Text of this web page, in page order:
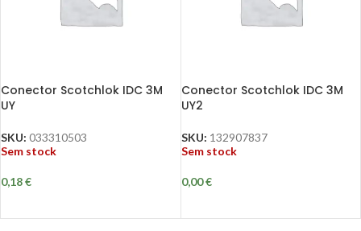
Conector Scotchlok IDC 3M
UY
SKU: 033310503
Sem stock
0,18€
Conector Scotchlok IDC 3M
UY2
SKU: 132907837
Sem stock
0,00€